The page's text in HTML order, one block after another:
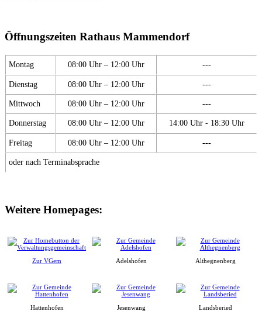
Öffnungszeiten Rathaus Mammendorf
Montag 08:00 Uhr – 12:00 Uhr ---
Dienstag 08:00 Uhr – 12:00 Uhr ---
Mittwoch 08:00 Uhr – 12:00 Uhr ---
Donnerstag 08:00 Uhr – 12:00 Uhr 14:00 Uhr - 18:30 Uhr
Freitag 08:00 Uhr – 12:00 Uhr ---
oder nach Terminabsprache
Weitere Homepages:
Zur VGem Adelshofen Althegnenberg
Hattenhofen Jesenwang Landsberied